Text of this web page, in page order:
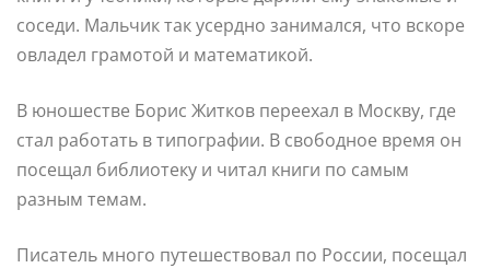
соседи. Мальчик так усердно занимался, что вскоре
овладел грамотой и математикой.
В юношестве Борис Житков переехал в Москву, где
стал работать в типографии. В свободное время он
посещал библиотеку и читал книги по самым
разным темам.
Писатель много путешествовал по России, посещал